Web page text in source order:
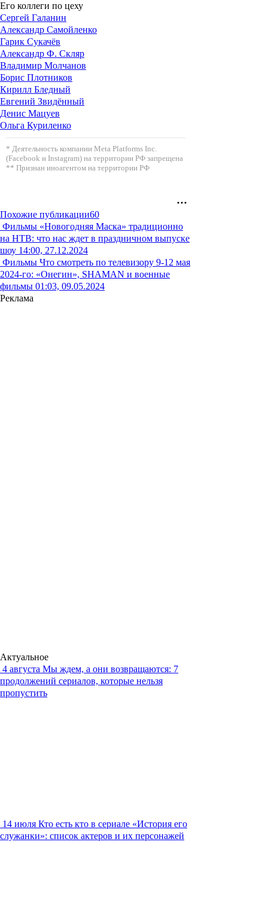
Его коллеги по цеху
Сергей Галанин
Александр Самойленко
Гарик Сукачёв
Александр Ф. Скляр
Владимир Молчанов
Борис Плотников
Кирилл Бледный
Евгений Звидённый
Денис Мацуев
Ольга Куриленко
* Деятельность компании Meta Platforms Inc.
(Facebook и Instagram) на территории РФ запрещена
** Признан иноагентом на территории РФ
Похожие публикации60
Фильмы «Новогодняя Маска» традиционно
на НТВ: что нас ждет в праздничном выпуске
шоу 14:00, 27.12.2024
Фильмы Что смотреть по телевизору 9-12 мая
2024-го: «Онегин», SHAMAN и военные
фильмы 01:03, 09.05.2024
Реклама
Актуальное
4 августа Мы ждем, а они возвращаются: 7
продолжений сериалов, которые нельзя
пропустить
14 июля Кто есть кто в сериале «История его
служанки»: список актеров и их персонажей